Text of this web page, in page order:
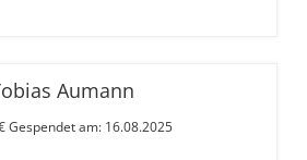
Aumann
Gespendet am: 16.08.2025